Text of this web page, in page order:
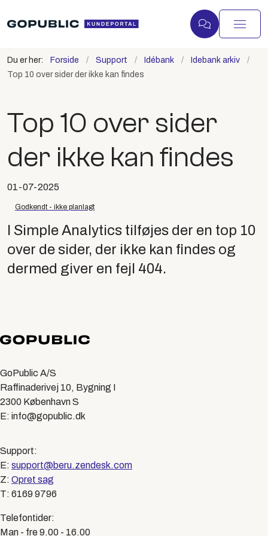
Du er her: Forside Support Idébank
Idebank arkiv
Top 10 over sider der ikke kan findes
Top 10 over sider
der ikke kan findes
01-07-2025
Godkendt - ikke planlagt
I Simple Analytics tilføjes der en top 10
over de sider, der ikke kan findes og
dermed giver en fejl 404.
GoPublic A/S
Raffinaderivej 10, Bygning I
2300 København S
E: info@gopublic.dk
Support:
E:support@beru.zendesk.com
Z:Opret sag
T: 6169 9796
Telefontider:
Man - fre 9.00 - 16.00